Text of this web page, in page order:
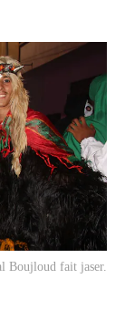
Boujloud fait jaser.